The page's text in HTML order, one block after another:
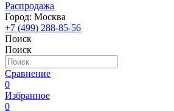
Распродажа
Город: Москва
+7 (499) 288-85-56
Поиск
Поиск
Сравнение
0
Избранное
0